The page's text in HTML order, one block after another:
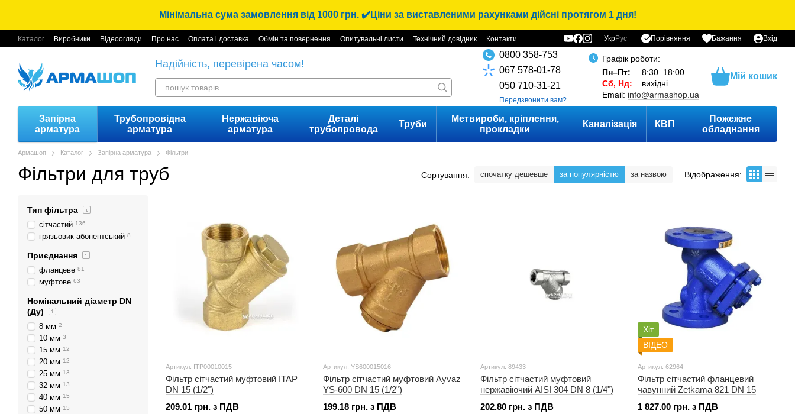
Мінімальна сума замовлення від 1000 грн. ✔️Ціни за виставленими рахунками дійсні протягом 1 дня!
Каталог Виробники Відеоогляди Про нас Оплата і доставка Обмін та повернення Опитувальні листи Технічний довідник
Контакти
УкрРус Порівняння Бажання Вхід
Надійність, перевірена часом!
0800 358-753
067 578-01-78
050 710-31-21
Передзвонити вам?
Графік роботи:
Пн–Пт:
8:30–18:00
Сб, Нд:
вихідні
Email: info@armashop.ua
Мій кошик
Запірна
арматура
Трубопровідна
арматура
Нержавіюча
арматура
Деталі
трубопровода
Труби
Метвироби, кріплення,
прокладки
Каналізація КВП
Пожежне
обладнання
Армашоп Каталог Запірна арматура Фільтри
Фільтри для труб Сортування: спочатку дешевше за популярністю за назвою Відображення:
Артикул: ITP00010015
Фільтр сітчастий муфтовий ITAP
DN 15 (1/2")
209.01 грн. з ПДВ
Артикул: YS600015016
Фільтр сітчастий муфтовий Ayvaz
YS-600 DN 15 (1/2")
199.18 грн. з ПДВ
Артикул: 89433
Фільтр сітчастий муфтовий
нержавіючий AISI 304 DN 8 (1/4")
202.80 грн. з ПДВ
Хіт
ВІДЕО
Артикул: 62964
Фільтр сітчастий фланцевий
чавунний Zetkama 821 DN 15
1 827.00 грн. з ПДВ
Тип фільтра
сітчастий 136
грязьовик абонентський 8
Приєднання
фланцеве 81
муфтове 63
Номінальний діаметр DN
(Ду)
8 мм 2
10 мм 3
15 мм 12
20 мм 12
25 мм 13
32 мм 13
40 мм 15
50 мм 15